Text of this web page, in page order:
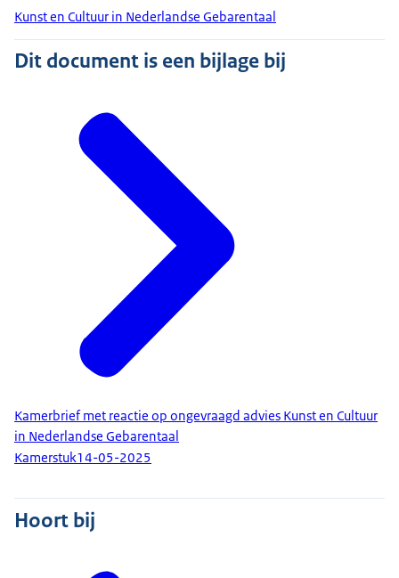
Kunst en Cultuur in Nederlandse Gebarentaal
Dit document is een bijlage bij
Kamerbrief met reactie op ongevraagd advies Kunst en Cultuur
in Nederlandse Gebarentaal
Kamerstuk14-05-2025
Hoort bij